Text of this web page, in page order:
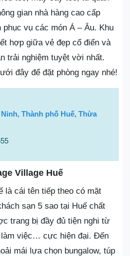
gian nhà hàng cao cấp
phục vụ các món Á – Âu. Khu
hợp giữa vẻ đẹp cổ điển và
trải nghiệm tuyệt vời nhất.
đây để đặt phòng ngay nhé!
Thành phố Huế, Thừa
Village Huế
là cái tên tiếp theo có mặt
sạn 5 sao tại Huế chất
trang bị đầy đủ tiện nghi từ
làm việc… cực hiện đại. Đến
mái lựa chọn bungalow, túp